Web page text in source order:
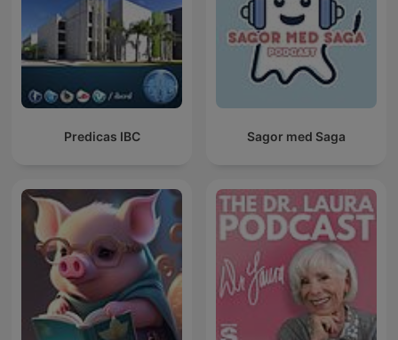
Predicas IBC Sagor med Saga